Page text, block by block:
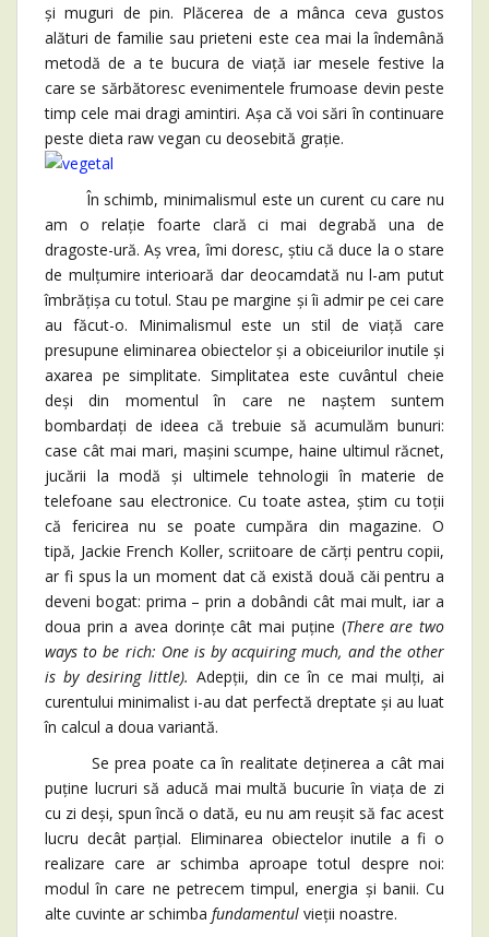
și muguri de pin. Plăcerea de a mânca ceva gustos
alături de familie sau prieteni este cea mai la îndemână
metodă de a te bucura de viață iar mesele festive la
care se sărbătoresc evenimentele frumoase devin peste
timp cele mai dragi amintiri. Așa că voi sări în continuare
peste dieta raw vegan cu deosebită grație.
În schimb, minimalismul este un curent cu care nu
am o relație foarte clară ci mai degrabă una de
dragoste-ură. Aș vrea, îmi doresc, știu că duce la o stare
de mulțumire interioară dar deocamdată nu l-am putut
îmbrățișa cu totul. Stau pe margine și îi admir pe cei care
au făcut-o. Minimalismul este un stil de viață care
presupune eliminarea obiectelor și a obiceiurilor inutile și
axarea pe simplitate. Simplitatea este cuvântul cheie
deși din momentul în care ne naștem suntem
bombardați de ideea că trebuie să acumulăm bunuri:
case cât mai mari, mașini scumpe, haine ultimul răcnet,
jucării la modă și ultimele tehnologii în materie de
telefoane sau electronice. Cu toate astea, știm cu toții
că fericirea nu se poate cumpăra din magazine. O
tipă, Jackie French Koller, scriitoare de cărți pentru copii,
ar fi spus la un moment dat că există două căi pentru a
deveni bogat: prima – prin a dobândi cât mai mult, iar a
doua prin a avea dorințe cât mai puține (There are two
ways to be rich: One is by acquiring much, and the other
is by desiring little). Adepții, din ce în ce mai mulți, ai
curentului minimalist i-au dat perfectă dreptate și au luat
în calcul a doua variantă.
Se prea poate ca în realitate deținerea a cât mai
puține lucruri să aducă mai multă bucurie în viața de zi
cu zi deși, spun încă o dată, eu nu am reușit să fac acest
lucru decât parțial. Eliminarea obiectelor inutile a fi o
realizare care ar schimba aproape totul despre noi:
modul în care ne petrecem timpul, energia și banii. Cu
alte cuvinte ar schimba fundamentul vieții noastre.